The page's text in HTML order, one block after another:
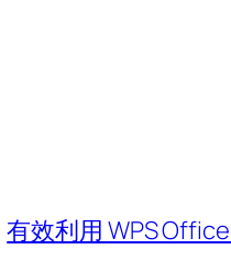
有效利用 WPS